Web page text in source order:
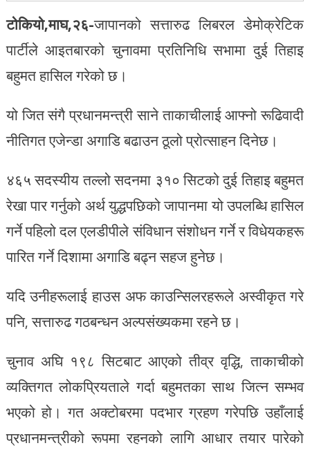
टोकियो,माघ,२६-जापानको सत्तारुढ लिबरल डेमोक्रेटिक
पार्टीले आइतबारको चुनावमा प्रतिनिधि सभामा दुई तिहाइ
बहुमत हासिल गरेको छ।
यो जित संगै प्रधानमन्त्री साने ताकाचीलाई आफ्नो रूढिवादी
नीतिगत एजेन्डा अगाडि बढाउन ठूलो प्रोत्साहन दिनेछ।
४६५ सदस्यीय तल्लो सदनमा ३१० सिटको दुई तिहाइ बहुमत
रेखा पार गर्नुको अर्थ युद्धपछिको जापानमा यो उपलब्धि हासिल
गर्ने पहिलो दल एलडीपीले संविधान संशोधन गर्ने र विधेयकहरू
पारित गर्ने दिशामा अगाडि बढ्न सहज हुनेछ।
यदि उनीहरूलाई हाउस अफ काउन्सिलरहरूले अस्वीकृत गरे
पनि, सत्तारुढ गठबन्धन अल्पसंख्यकमा रहने छ।
चुनाव अघि १९८ सिटबाट आएको तीव्र वृद्धि, ताकाचीको
व्यक्तिगत लोकप्रियताले गर्दा बहुमतका साथ जित्न सम्भव
भएको हो। गत अक्टोबरमा पदभार ग्रहण गरेपछि उहाँलाई
प्रधानमन्त्रीको रूपमा रहनको लागि आधार तयार पारेको